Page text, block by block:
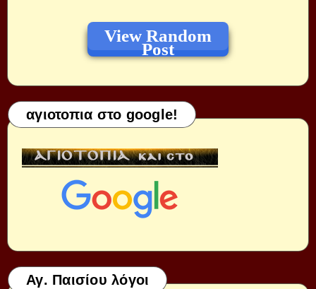
View Random
Post
αγιοτοπια στο google!
Αγ. Παισίου λόγοι